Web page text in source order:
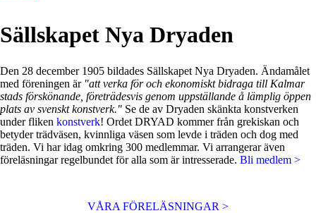
Sällskapet Nya Dryaden
Den 28 december 1905 bildades Sällskapet Nya Dryaden. Ändamålet
med föreningen är"att verka för och ekonomiskt bidraga till Kalmar
stads förskönande, företrädesvis genom uppställande å lämplig öppen
plats av svenskt konstverk." Se de av Dryaden skänkta konstverken
under fliken konstverk! Ordet DRYAD kommer från grekiskan och
betyder trädväsen, kvinnliga väsen som levde i träden och dog med
träden. Vi har idag omkring 300 medlemmar. Vi arrangerar även
föreläsningar regelbundet för alla som är intresserade. Bli medlem >
VÅRA FÖRELÄSNINGAR >